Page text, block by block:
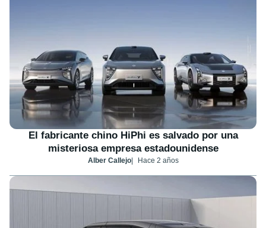
El fabricante chino HiPhi es salvado por una
misteriosa empresa estadounidense
Alber Callejo Hace 2 años